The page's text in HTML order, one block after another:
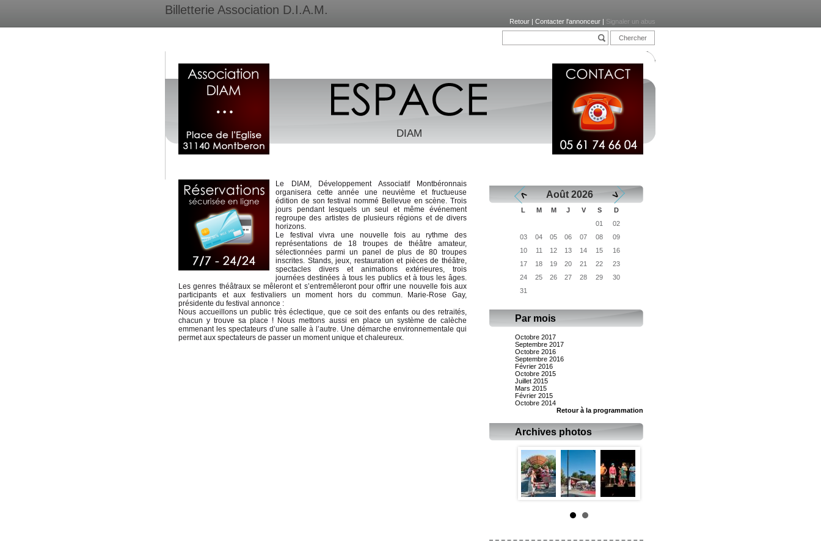
Billetterie Association D.I.A.M.
Retour | Contacter l'annonceur | Signaler un abus
DIAM
Le DIAM, Développement Associatif Montbéronnais
organisera cette année une neuvième et fructueuse
édition de son festival nommé Bellevue en scène. Trois
jours pendant lesquels un seul et même événement
regroupe des artistes de plusieurs régions et de divers
horizons.
Le festival vivra une nouvelle fois au rythme des
représentations de 18 troupes de théâtre amateur,
sélectionnées parmi un panel de plus de 80 troupes
inscrites. Stands, jeux, restauration et pièces de théâtre,
spectacles divers et animations extérieures, trois
journées destinées à tous les publics et à tous les âges.
Les genres théâtraux se mêleront et s’entremêleront pour offrir une nouvelle fois aux
participants et aux festivaliers un moment hors du commun. Marie-Rose Gay,
présidente du festival annonce :
Nous accueillons un public très éclectique, que ce soit des enfants ou des retraités,
chacun y trouve sa place ! Nous mettons aussi en place un système de calèche
emmenant les spectateurs d’une salle à l’autre. Une démarche environnementale qui
permet aux spectateurs de passer un moment unique et chaleureux.
< Août 2026 >
L M M J V S
D
01
02
03
04 05 06 07 08
09
10
11 12 13 14 15
16
17
18 19 20 21 22
23
24
25 26 27 28 29
30
31
Par mois
Octobre 2017
Septembre 2017
Octobre 2016
Septembre 2016
Février 2016
Octobre 2015
Juillet 2015
Mars 2015
Février 2015
Octobre 2014
Retour à la programmation
Archives photos